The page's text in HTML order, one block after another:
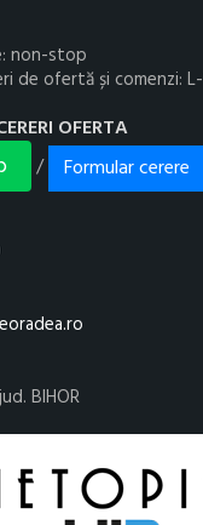
non-stop
de ofertă și comenzi:
OFERTA
/
Formular cerere
BIHOR